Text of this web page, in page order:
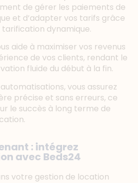
de gérer les paiements de
et d’adapter vos tarifs grâce
dynamique.
aide à maximiser vos revenus
de vos clients, rendant le
fluide du début à la fin.
vous assurez
précise et sans erreurs, ce
le succès à long terme de
: intégrez
avec Beds24
votre gestion de location